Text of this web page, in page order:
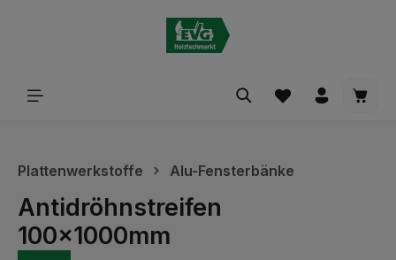
Plattenwerkstoffe Alu-Fensterbänke
Antidröhnstreifen
100x1000mm